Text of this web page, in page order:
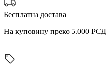
Бесплатна достава
На куповину преко 5.000 РСД